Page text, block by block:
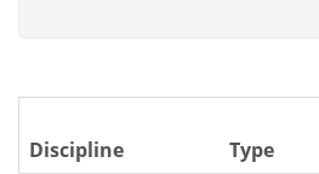
Discipline Type